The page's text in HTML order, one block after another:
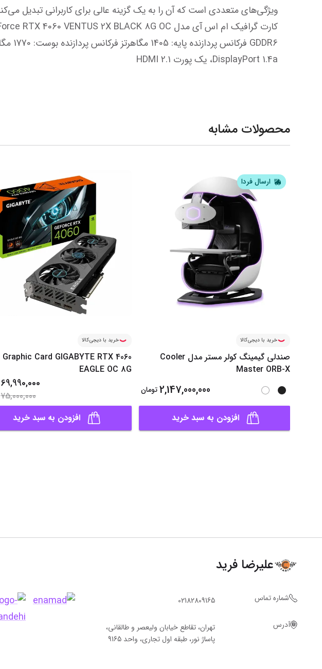
DisplayPort 1.4a، یک پورت HDMI 2.1
محصولات مشابه
ارسال فردا
خرید با دیجی‌کالا
صندلی گیمینگ کولر مستر مدل Cooler
Master ORB-X
2,147,000,000 تومان
افزودن به سبد خرید
خرید با دیجی‌کالا
Graphic Card GIGABYTE RTX 4060
EAGLE OC 8G
69,990,000
75,000,000
افزودن به سبد خرید
علیرضا فرید
شماره تماس 02182809165
آدرس
تهران، تقاطع خیابان ولیعصر و طالقانی،
پاساژ نور، طبقه اول تجاری، واحد 9165